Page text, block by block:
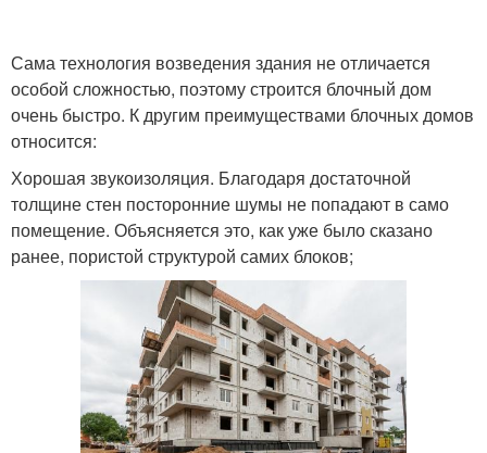
Сама технология возведения здания не отличается
особой сложностью, поэтому строится блочный дом
очень быстро. К другим преимуществами блочных домов
относится:
Хорошая звукоизоляция. Благодаря достаточной
толщине стен посторонние шумы не попадают в само
помещение. Объясняется это, как уже было сказано
ранее, пористой структурой самих блоков;